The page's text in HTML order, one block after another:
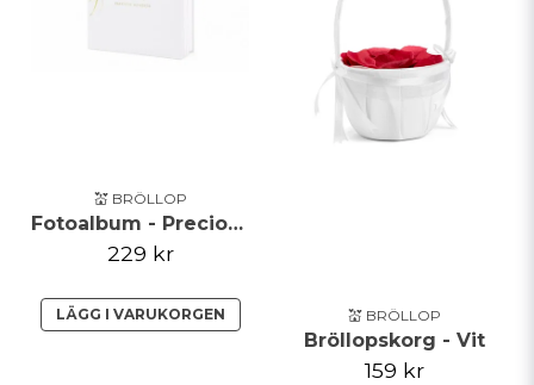
💒 BRÖLLOP
Fotoalbum - Precious moments
229 kr
LÄGG I VARUKORGEN 💒 BRÖLLOP
Bröllopskorg - Vit
159 kr